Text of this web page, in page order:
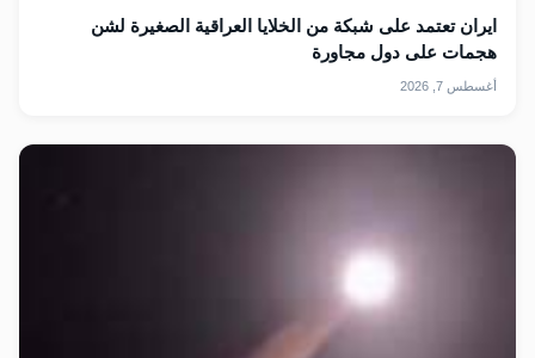
ايران تعتمد على شبكة من الخلايا العراقية الصغيرة لشن
هجمات على دول مجاورة
أغسطس 7, 2026